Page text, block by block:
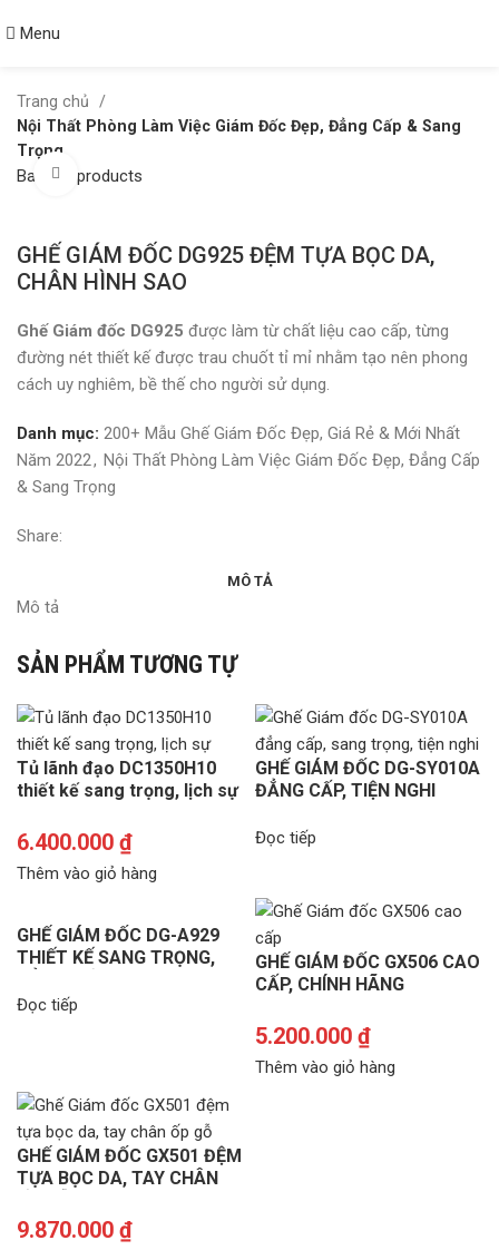
Menu
Trang chủ
Nội Thất Phòng Làm Việc Giám Đốc Đẹp, Đẳng Cấp & Sang
Trọng
Back to products
Click to enlarge
GHẾ GIÁM ĐỐC DG925 ĐỆM TỰA BỌC DA,
CHÂN HÌNH SAO
Ghế Giám đốc DG925 được làm từ chất liệu cao cấp, từng
đường nét thiết kế được trau chuốt tỉ mỉ nhằm tạo nên phong
cách uy nghiêm, bề thế cho người sử dụng.
Danh mục: 200+ Mẫu Ghế Giám Đốc Đẹp, Giá Rẻ & Mới Nhất
Năm 2022, Nội Thất Phòng Làm Việc Giám Đốc Đẹp, Đẳng Cấp
& Sang Trọng
Share:
MÔ TẢ
Mô tả
SẢN PHẨM TƯƠNG TỰ
Tủ lãnh đạo DC1350H10
thiết kế sang trọng, lịch sự
6.400.000 ₫
Thêm vào giỏ hàng
GHẾ GIÁM ĐỐC DG-SY010A
ĐẲNG CẤP, TIỆN NGHI
Đọc tiếp
GHẾ GIÁM ĐỐC DG-A929
THIẾT KẾ SANG TRỌNG,
Đọc tiếp
GHẾ GIÁM ĐỐC GX506 CAO
CẤP, CHÍNH HÃNG
5.200.000 ₫
Thêm vào giỏ hàng
GHẾ GIÁM ĐỐC GX501 ĐỆM
TỰA BỌC DA, TAY CHÂN
9.870.000 ₫